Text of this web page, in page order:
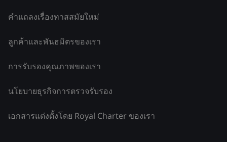
คำแถลงเรื่องทาสสมัยใหม่
ลูกค้าและพันธมิตรของเรา
การรับรองคุณภาพของเรา
นโยบายธุรกิจการตรวจรับรอง
เอกสารแต่งตั้งโดย Royal Charter ของเรา